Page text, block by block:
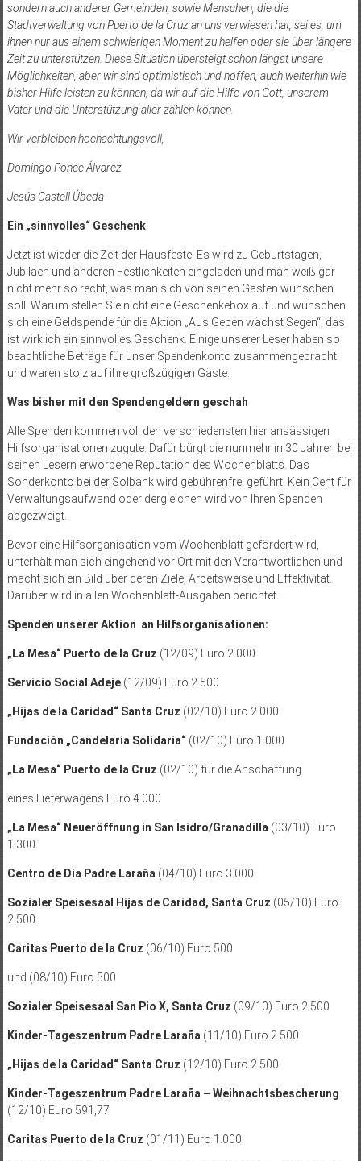
sondern auch anderer Gemeinden, sowie Menschen, die die
Stadtverwaltung von Puerto de la Cruz an uns verwiesen hat, sei es, um
ihnen nur aus einem schwierigen Moment zu helfen oder sie über längere
Zeit zu unterstützen. Diese Situation übersteigt schon längst unsere
Möglichkeiten, aber wir sind optimistisch und hoffen, auch weiterhin wie
bisher Hilfe leisten zu können, da wir auf die Hilfe von Gott, unserem
Vater und die Unterstützung aller zählen können.
Wir verbleiben hochachtungsvoll,
Domingo Ponce Álvarez
Jesús Castell Úbeda
Ein „sinnvolles“ Geschenk
Jetzt ist wieder die Zeit der Hausfeste. Es wird zu Geburtstagen,
Jubiläen und anderen Festlichkeiten eingeladen und man weiß gar
nicht mehr so recht, was man sich von seinen Gästen wünschen
soll. Warum stellen Sie nicht eine Geschenkebox auf und wünschen
sich eine Geldspende für die Aktion „Aus Geben wächst Segen“, das
ist wirklich ein sinnvolles Geschenk. Einige unserer Leser haben so
beachtliche Beträge für unser Spendenkonto zusammengebracht
und waren stolz auf ihre großzügigen Gäste.
Was bisher mit den Spendengeldern geschah
Alle Spenden kommen voll den verschiedensten hier ansässigen
Hilfsorganisationen zugute. Dafür bürgt die nunmehr in 30 Jahren bei
seinen Lesern erworbene Reputation des Wochenblatts. Das
Sonderkonto bei der Solbank wird gebührenfrei geführt. Kein Cent für
Verwaltungsaufwand oder dergleichen wird von Ihren Spenden
abgezweigt.
Bevor eine Hilfsorganisation vom Wochenblatt gefördert wird,
unterhält man sich eingehend vor Ort mit den Verantwortlichen und
macht sich ein Bild über deren Ziele, Arbeitsweise und Effektivität.
Darüber wird in allen Wochenblatt-Ausgaben berichtet.
Spenden unserer Aktion an Hilfsorganisationen:
„La Mesa“ Puerto de la Cruz (12/09) Euro 2.000
Servicio Social Adeje(12/09) Euro 2.500
„Hijas de la Caridad“ Santa Cruz (02/10) Euro 2.000
Fundación „Candelaria Solidaria“(02/10) Euro 1.000
„La Mesa“ Puerto de la Cruz (02/10) für die Anschaffung
eines Lieferwagens Euro 4.000
„La Mesa“ Neueröffnung in San Isidro/Granadilla (03/10) Euro
1.300
Centro de Día Padre Laraña (04/10) Euro 3.000
Sozialer Speisesaal Hijas de Caridad, Santa Cruz (05/10) Euro
2.500
Caritas Puerto de la Cruz (06/10) Euro 500
und (08/10) Euro 500
Sozialer Speisesaal San Pio X, Santa Cruz (09/10) Euro 2.500
Kinder-Tageszentrum Padre Laraña (11/10) Euro 2.500
„Hijas de la Caridad“ Santa Cruz (12/10) Euro 2.500
Kinder-Tageszentrum Padre Laraña – Weihnachtsbescherung
(12/10) Euro 591,77
Caritas Puerto de la Cruz (01/11) Euro 1.000